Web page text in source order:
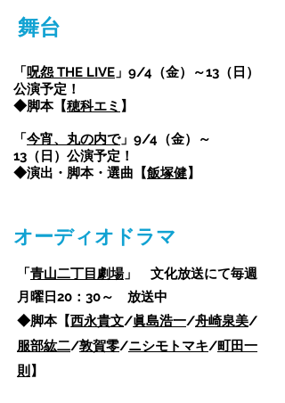
舞台
​「呪怨 THE LIVE 」9/4（金）～13（日）
公演予定！
​◆脚本【穂科エミ 】
「今宵、丸の内で」9/4（金）～
13（日）公演予定！
​◆演出・脚本・選曲【飯塚健】
​オーディオドラマ
「青山二丁目劇場」
文化放送にて毎週
月曜日20：30～ 放送中
◆脚本【西永貴文/眞島浩一/舟崎泉美/
服部紘二/敦賀零/ニシモトマキ/町田一
則 】